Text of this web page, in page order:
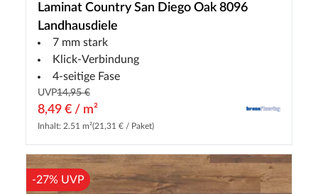
Laminat Country San Diego Oak 8096
Landhausdiele
7 mm stark
Klick-Verbindung
4-seitige Fase
UVP14,95 €
8,49 € / m²
Inhalt: 2.51 m²(21,31 € / Paket)
-27% UVP